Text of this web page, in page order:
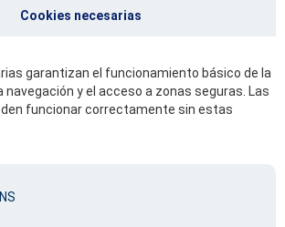
Cookies necesarias
garantizan el funcionamiento básico de la
navegación y el acceso a zonas seguras. Las
funcionar correctamente sin estas